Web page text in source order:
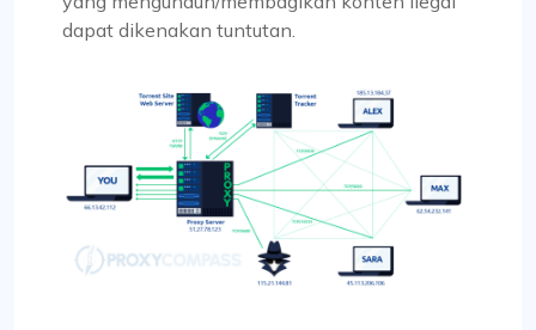
dapat dikenakan tuntutan.